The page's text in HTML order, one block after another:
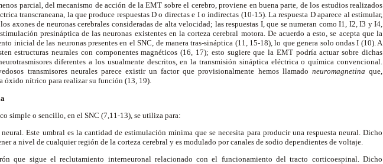
parcial, del mecanismo de acción de la EMT sobre el cerebro, proviene en buena parte, de los estudios realizados
transcraneana, la que produce respuestas D o directas e I o indirectas (10-15). La respuesta D aparece al estimular,
axones de neuronas cerebrales consideradas de alta velocidad; las respuestas I, que se numeran como I1, I2, I3 y I4,
presináptica de las neuronas existentes en la corteza cerebral motora. De acuerdo a esto, se acepta que la
inicial de las neuronas presentes en el SNC, de manera tras-sináptica (11, 15-18), lo que genera solo ondas I (10). A
estructuras neurales con componentes magnéticos (16, 17); esto sugiere que la EMT podría actuar sobre dichas
diferentes a los usualmente descritos, en la transmisión sináptica eléctrica o química convencional.
transmisores neurales parece existir un factor que provisionalmente hemos llamado neuromagnetina que,
óxido nítrico para realizar su función (13, 19).
simple o sencillo, en el SNC (7,11-13), se utiliza para:
Este umbral es la cantidad de estimulación mínima que se necesita para producir una respuesta neural. Dicho
a nivel de cualquier región de la corteza cerebral y es modulado por canales de sodio dependientes de voltaje.
que sigue el reclutamiento interneuronal relacionado con el funcionamiento del tracto corticoespinal. Dicho